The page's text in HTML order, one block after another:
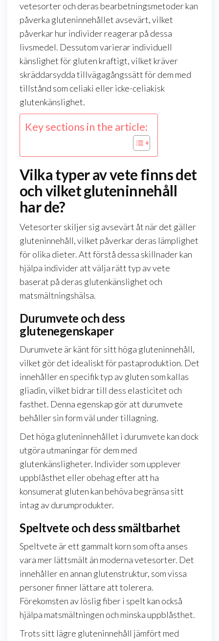
vetesorter och deras bearbetningsmetoder kan
påverka gluteninnehållet avsevärt, vilket
påverkar hur individer reagerar på dessa
livsmedel. Dessutom varierar individuell
känslighet för gluten kraftigt, vilket kräver
skräddarsydda tillvägagångssätt för dem med
tillstånd som celiaki eller icke-celiakisk
glutenkänslighet.
Key sections in the article:
Vilka typer av vete finns det
och vilket gluteninnehåll
har de?
Vetesorter skiljer sig avsevärt åt när det gäller
gluteninnehåll, vilket påverkar deras lämplighet
för olika dieter. Att förstå dessa skillnader kan
hjälpa individer att välja rätt typ av vete
baserat på deras glutenkänslighet och
matsmältningshälsa.
Durumvete och dess
glutenegenskaper
Durumvete är känt för sitt höga gluteninnehåll,
vilket gör det idealiskt för pastaproduktion. Det
innehåller en specifik typ av gluten som kallas
gliadin, vilket bidrar till dess elasticitet och
fasthet. Denna egenskap gör att durumvete
behåller sin form väl under tillagning.
Det höga gluteninnehållet i durumvete kan dock
utgöra utmaningar för dem med
glutenkänsligheter. Individer som upplever
uppblåsthet eller obehag efter att ha
konsumerat gluten kan behöva begränsa sitt
intag av durumprodukter.
Speltvete och dess smältbarhet
Speltvete är ett gammalt korn som ofta anses
vara mer lättsmält än moderna vetesorter. Det
innehåller en annan glutenstruktur, som vissa
personer finner lättare att tolerera.
Förekomsten av löslig fiber i spelt kan också
hjälpa matsmältningen och minska uppblåsthet.
Trots sitt lägre gluteninnehåll jämfört med